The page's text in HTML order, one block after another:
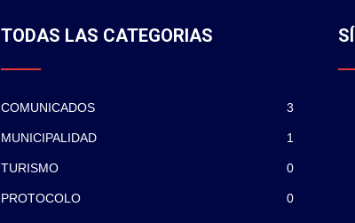
TODAS LAS CATEGORIAS
COMUNICADOS 3
MUNICIPALIDAD 1
TURISMO 0
PROTOCOLO 0